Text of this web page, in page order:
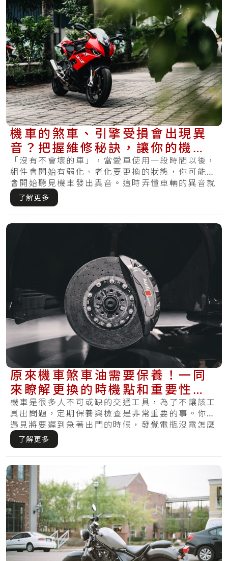
機車的煞車、引擎受損會出現異
音？把握維修秘訣，讓你的機車
不會又發出怪聲
「沒有不會壞的車」，當愛車使用一段時間以後，
組件會開始有弱化、老化要更換的狀態，你可能也
會開始聽見機車發出異音。這時弄懂車輛的異音就
非常.....
了解更多
原來機車煞車油需要保養！一同
來瞭解更換的時機點和重要性，
使你不再煞不住
機車是很多人不可或缺的交通工具，為了不讓該工
具出問題，定期保養與檢查是非常重要的事。你有
遇見將要遲到急著出門的時候，發覺電瓶沒電怎麼
樣皆.....
了解更多